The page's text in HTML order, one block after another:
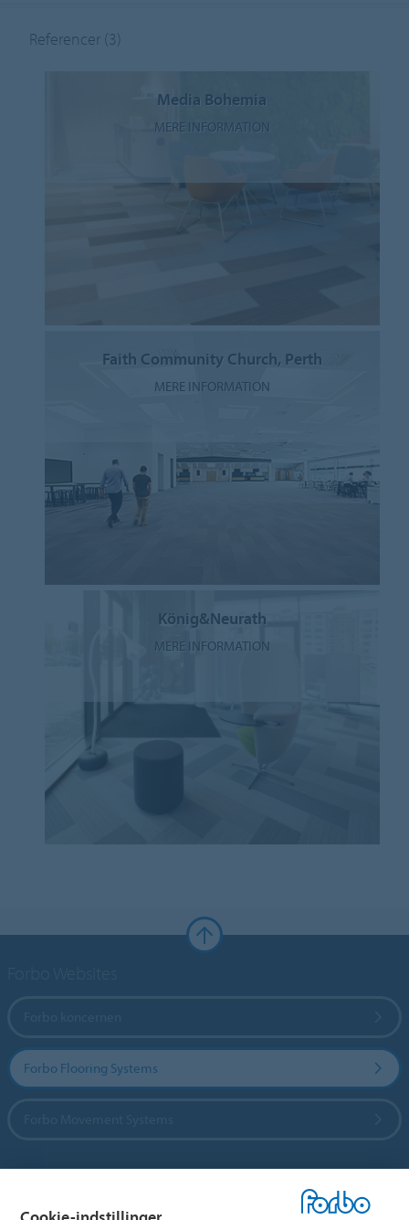
Referencer (3)
Media Bohemia
MERE INFORMATION
Faith Community Church, Perth
MERE INFORMATION
König&Neurath
MERE INFORMATION
Forbo Flooring Systems